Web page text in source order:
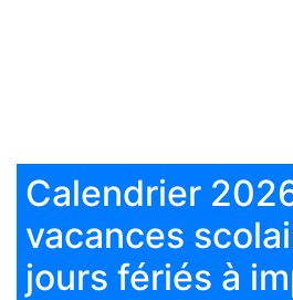
Calendrier
vacances
jours fériés à